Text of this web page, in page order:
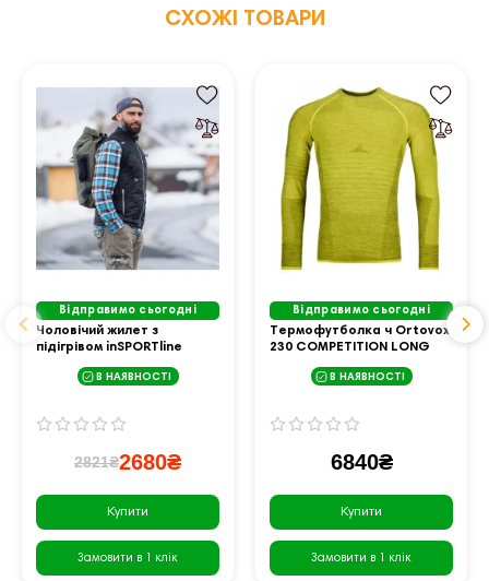
СХОЖІ ТОВАРИ
Відправимо сьогодні
Чоловічий жилет з
підігрівом inSPORTline
В НАЯВНОСТІ
2821₴2680₴
Купити
Замовити в 1 клік
Відправимо сьогодні
Термофутболка ч Ortovox
230 COMPETITION LONG
жовтий
В НАЯВНОСТІ
6840₴
Купити
Замовити в 1 клік